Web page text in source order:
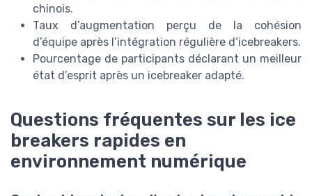
chinois.
Taux d’augmentation perçu de la cohésion
d’équipe après l’intégration régulière d’icebreakers.
Pourcentage de participants déclarant un meilleur
état d’esprit après un icebreaker adapté.
Questions fréquentes sur les ice
breakers rapides en
environnement numérique